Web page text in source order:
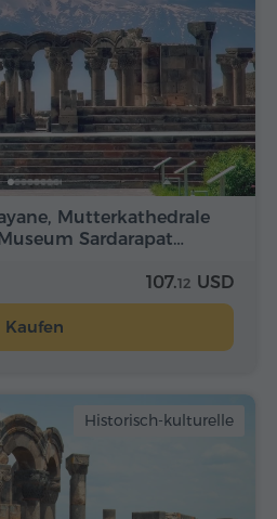
Mutterkathedrale
Sardarapat…
107.12 USD
Kaufen
Historisch-kulturelle